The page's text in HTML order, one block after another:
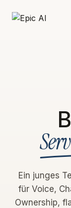
Ein junges
für Voice,
Ownership,